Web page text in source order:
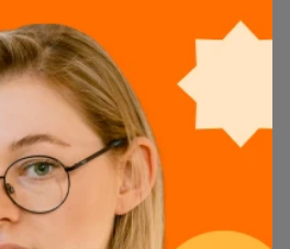
сколько будет
что понадобится для
пробный экзамен в
условия реального. А
время которое будет
Если нужно во время
поставить его на паузу. Пока